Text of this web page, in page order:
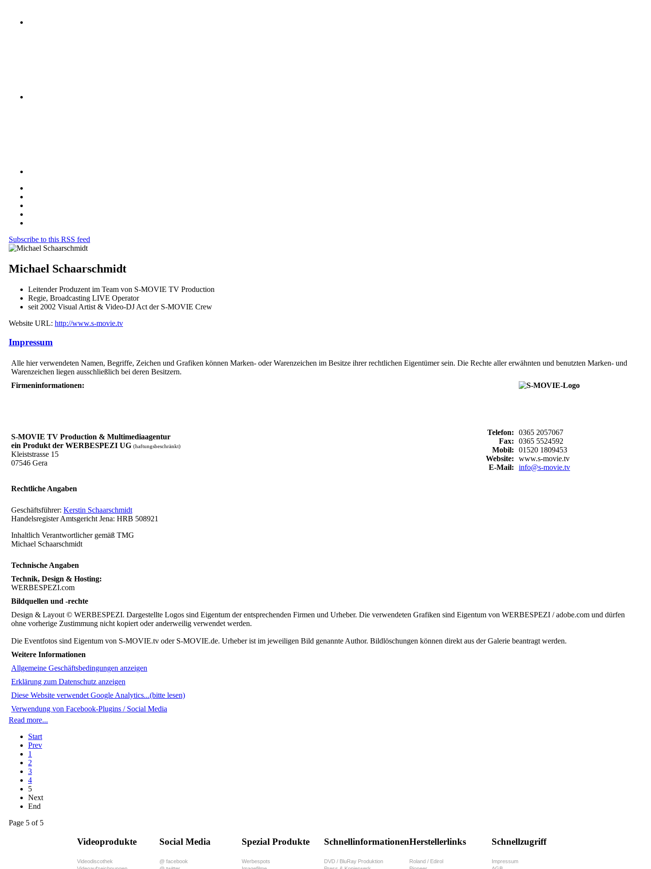
Subscribe to this RSS feed
Michael Schaarschmidt
Leitender Produzent im Team von S-MOVIE TV Production
Regie, Broadcasting LIVE Operator
seit 2002 Visual Artist & Video-DJ Act der S-MOVIE Crew
Website URL: http://www.s-movie.tv
Impressum
Alle hier verwendeten Namen, Begriffe, Zeichen und Grafiken können Marken- oder Warenzeichen im Besitze ihrer rechtlichen Eigentümer sein. Die Rechte aller erwähnten und benutzten Marken- und
Warenzeichen liegen ausschließlich bei deren Besitzern.
Firmeninformationen:
S-MOVIE TV Production & Multimediaagentur
ein Produkt der WERBESPEZI UG (haftungsbeschränkt)
Kleiststrasse 15
07546 Gera
Telefon:
Fax:
Mobil:
Website:
E-Mail:
0365 2057067
0365 5524592
01520 1809453
www.s-movie.tv
info@s-movie.tv
Rechtliche Angaben
Geschäftsführer: Kerstin Schaarschmidt
Handelsregister Amtsgericht Jena: HRB 508921
Inhaltlich Verantwortlicher gemäß TMG
Michael Schaarschmidt
Technische Angaben
Technik, Design & Hosting:
WERBESPEZI.com
Bildquellen und -rechte
Design & Layout © WERBESPEZI. Dargestellte Logos sind Eigentum der entsprechenden Firmen und Urheber. Die verwendeten Grafiken sind Eigentum von WERBESPEZI / adobe.com und dürfen
ohne vorherige Zustimmung nicht kopiert oder anderweilig verwendet werden.
Die Eventfotos sind Eigentum von S-MOVIE.tv oder S-MOVIE.de. Urheber ist im jeweiligen Bild genannte Author. Bildlöschungen können direkt aus der Galerie beantragt werden.
Weitere Informationen
Allgemeine Geschäftsbedingungen anzeigen
Erklärung zum Datenschutz anzeigen
Diese Website verwendet Google Analytics...(bitte lesen)
Verwendung von Facebook-Plugins / Social Media
Read more...
Start
Prev
1
2
3
4
5
Next
End
Page 5 of 5
Videoprodukte
Videodiscothek
Social Media
@ facebook
Spezial Produkte
Werbespots
Schnellinformationen
DVD / BluRay Produktion
Herstellerlinks
Roland / Edirol
Schnellzugriff
Impressum